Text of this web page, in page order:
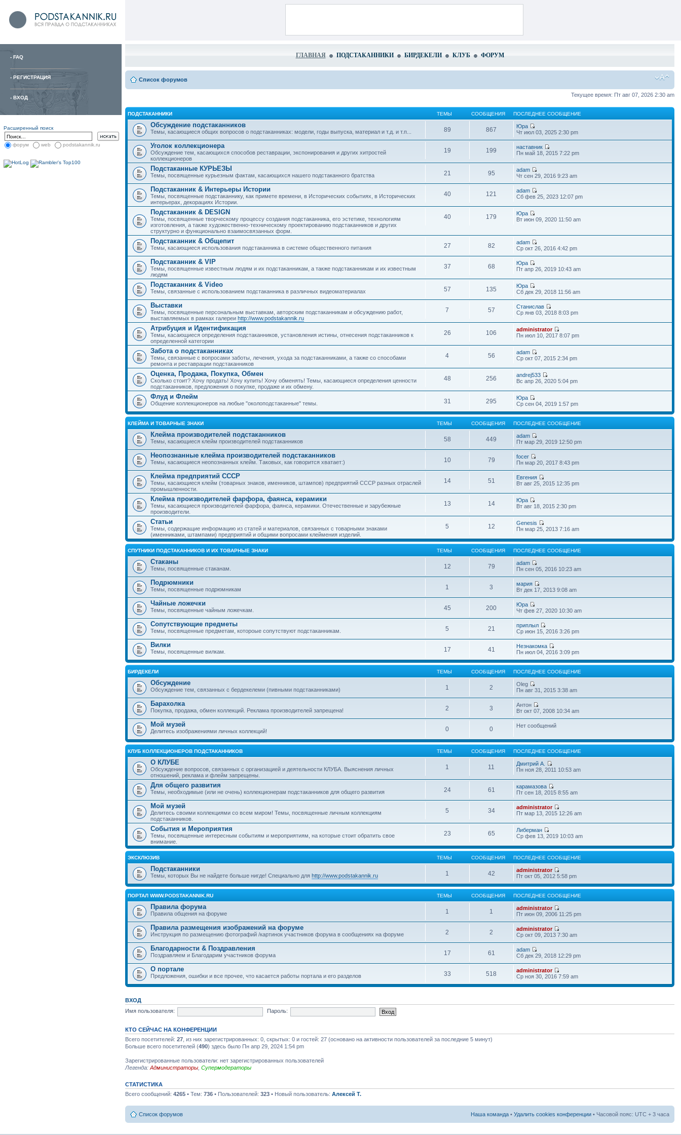
- FAQ
- РЕГИСТРАЦИЯ
- ВХОД
Расширенный поиск
форум web podstakannik.ru
ГЛАВНАЯ ПОДСТАКАННИКИ БИРДЕКЕЛИ КЛУБ ФОРУМ
Список форумов
Текущее время: Пт авг 07, 2026 2:30 am
ПОДСТАКАННИКИ ТЕМЫ СООБЩЕНИЯ ПОСЛЕДНЕЕ СООБЩЕНИЕ
Обсуждение подстаканников
Темы, касающиеся общих вопросов о подстаканниках: модели, годы выпуска, материал и т.д. и т.п... 89 867
Юра
Чт июл 03, 2025 2:30 pm
Уголок коллекционера
Обсуждение тем, касающихся способов реставрации, экспонирования и других хитростей
коллекционеров
19 199
наставник
Пн май 18, 2015 7:22 pm
Подстаканные КУРЬЕЗЫ
Темы, посвященные курьезным фактам, касающихся нашего подстаканного братства 21 95
adam
Чт сен 29, 2016 9:23 am
Подстаканник & Интерьеры Истории
Темы, посвященные подстаканнику, как примете времени, в Исторических событиях, в Исторических
интерьерах, декорациях Истории.
40 121
adam
Сб фев 25, 2023 12:07 pm
Подстаканник & DESIGN
Темы, посвященные творческому процессу создания подстаканника, его эстетике, технологиям
изготовления, а также художественно-техническому проектированию подстаканников и других
структурно и функционально взаимосвязанных форм.
40 179
Юра
Вт июн 09, 2020 11:50 am
Подстаканник & Общепит
Темы, касающиеся использования подстаканника в системе общественного питания 27 82
adam
Ср окт 26, 2016 4:42 pm
Подстаканник & VIP
Темы, посвященные известным людям и их подстаканникам, а также подстаканникам и их известным
людям
37 68
Юра
Пт апр 26, 2019 10:43 am
Подстаканник & Video
Темы, связанные с использованием подстаканника в различных видеоматериалах 57 135
Юра
Сб дек 29, 2018 11:56 am
Выставки
Темы, посвященные персональным выставкам, авторским подстаканникам и обсуждению работ,
выставляемых в рамках галереи http://www.podstakannik.ru
7 57
Станислав
Ср янв 03, 2018 8:03 pm
Атрибуция и Идентификация
Темы, касающиеся определения подстаканников, установления истины, отнесения подстаканников к
определенной категории
26 106
administrator
Пн июл 10, 2017 8:07 pm
Забота о подстаканниках
Темы, связанные с вопросами заботы, лечения, ухода за подстаканниками, а также со способами
ремонта и реставрации подстаканников
4 56
adam
Ср окт 07, 2015 2:34 pm
Оценка, Продажа, Покупка, Обмен
Сколько стоит? Хочу продать! Хочу купить! Хочу обменять! Темы, касающиеся определения ценности
подстаканников, предложения о покупке, продаже и их обмену.
48 256
andrej533
Вс апр 26, 2020 5:04 pm
Флуд и Флейм
Общение коллекционеров на любые "околоподстаканные" темы. 31 295
Юра
Ср сен 04, 2019 1:57 pm
КЛЕЙМА И ТОВАРНЫЕ ЗНАКИ ТЕМЫ СООБЩЕНИЯ ПОСЛЕДНЕЕ СООБЩЕНИЕ
Клейма производителей подстаканников
Темы, касающиеся клейм производителей подстаканников 58 449
adam
Пт мар 29, 2019 12:50 pm
Неопознанные клейма производителей подстаканников
Темы, касающиеся неопознанных клейм. Таковых, как говорится хватает:) 10 79
focer
Пн мар 20, 2017 8:43 pm
Клейма предприятий СССР
Темы, касающиеся клейм (товарных знаков, именников, штампов) предприятий СССР разных отраслей
промышленности.
14 51
Евгения
Вт авг 25, 2015 12:35 pm
Клейма производителей фарфора, фаянса, керамики
Темы, касающиеся производителей фарфора, фаянса, керамики. Отечественные и зарубежные
производители.
13 14
Юра
Вт авг 18, 2015 2:30 pm
Статьи
Темы, содержащие информацию из статей и материалов, связанных с товарными знаками
(именниками, штампами) предприятий и общими вопросами клеймения изделий.
5 12
Genesis
Пн мар 25, 2013 7:16 am
СПУТНИКИ ПОДСТАКАННИКОВ И ИХ ТОВАРНЫЕ ЗНАКИ ТЕМЫ СООБЩЕНИЯ ПОСЛЕДНЕЕ СООБЩЕНИЕ
Стаканы
Темы, посвященные стаканам. 12 79
adam
Пн сен 05, 2016 10:23 am
Подрюмники
Темы, посвященные подрюмникам 1 3
мария
Вт дек 17, 2013 9:08 am
Чайные ложечки
Темы, посвященные чайным ложечкам. 45 200
Юра
Чт фев 27, 2020 10:30 am
Сопутствующие предметы
Темы, посвященные предметам, котороые сопутствуют подстаканникам. 5 21
приплыл
Ср июн 15, 2016 3:26 pm
Вилки
Темы, посвященные вилкам. 17 41
Незнакомка
Пн июл 04, 2016 3:09 pm
БИРДЕКЕЛИ ТЕМЫ СООБЩЕНИЯ ПОСЛЕДНЕЕ СООБЩЕНИЕ
Обсуждение
Обсуждение тем, связанных с бердекелеми (пивными подстаканниками) 1 2
Oleg
Пн авг 31, 2015 3:38 am
Барахолка
Покупка, продажа, обмен коллекций. Реклама производителей запрещена! 2 3
Антон
Вт окт 07, 2008 10:34 am
Мой музей
Делитесь изображениями личных коллекций! 0 0 Нет сообщений
КЛУБ КОЛЛЕКЦИОНЕРОВ ПОДСТАКАННИКОВ ТЕМЫ СООБЩЕНИЯ ПОСЛЕДНЕЕ СООБЩЕНИЕ
О КЛУБЕ
Обсуждение вопросов, связанных с организацией и деятельности КЛУБА. Выяснения личных
отношений, реклама и флейм запрещены.
1 11
Дмитрий А.
Пн ноя 28, 2011 10:53 am
Для общего развития
Темы, необходимые (или не очень) коллекционерам подстаканников для общего развития 24 61
карамазова
Пт сен 18, 2015 8:55 am
Мой музей
Делитесь своими коллекциями со всем миром! Темы, посвященные личным коллекциям
подстаканников.
5 34
administrator
Пт мар 13, 2015 12:26 am
События и Мероприятия
Темы, посвященные интересным событиям и мероприятиям, на которые стоит обратить свое
внимание.
23 65
Либерман
Ср фев 13, 2019 10:03 am
ЭКСКЛЮЗИВ ТЕМЫ СООБЩЕНИЯ ПОСЛЕДНЕЕ СООБЩЕНИЕ
Подстаканники
Темы, которых Вы не найдете больше нигде! Специально для http://www.podstakannik.ru 1 42
administrator
Пт окт 05, 2012 5:58 pm
ПОРТАЛ WWW.PODSTAKANNIK.RU ТЕМЫ СООБЩЕНИЯ ПОСЛЕДНЕЕ СООБЩЕНИЕ
Правила форума
Правила общения на форуме 1 1
administrator
Пт июн 09, 2006 11:25 pm
Правила размещения изображений на форуме
Инструкция по размещению фотографий /картинок участников форума в сообщениях на форуме 2 2
administrator
Ср окт 09, 2013 7:30 am
Благодарности & Поздравления
Поздравляем и Благодарим участников форума 17 61
adam
Сб дек 29, 2018 12:29 pm
О портале
Предложения, ошибки и все прочее, что касается работы портала и его разделов 33 518
administrator
Ср ноя 30, 2016 7:59 am
ВХОД
Имя пользователя:
Пароль:
КТО СЕЙЧАС НА КОНФЕРЕНЦИИ
Всего посетителей: 27 , из них зарегистрированных: 0, скрытых: 0 и гостей: 27 (основано на активности пользователей за последние 5 минут)
Больше всего посетителей (490) здесь было Пн апр 29, 2024 1:54 pm
Зарегистрированные пользователи: нет зарегистрированных пользователей
Легенда: Администраторы Супермодераторы
СТАТИСТИКА
Всего сообщений: 4265 • Тем: 736 • Пользователей: 323 • Новый пользователь: Алексей Т.
Список форумов Наша команда • Удалить cookies конференции • Часовой пояс: UTC + 3 часа